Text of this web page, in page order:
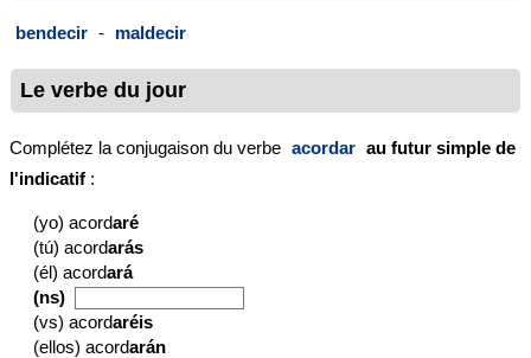
bendecir - maldecir
Le verbe du jour
Complétez la conjugaison du verbe acordar au futur simple de
l'indicatif :
(yo) acordaré
(tú) acordarás
(él) acordará
(ns)
(vs) acordaréis
(ellos) acordarán